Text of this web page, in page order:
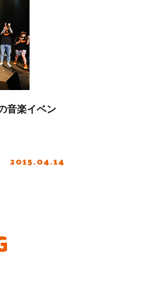
音楽イベン
2015.04.14